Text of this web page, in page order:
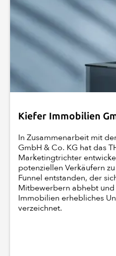
Kiefer Immobilien
In Zusammenarbeit mit
GmbH & Co. KG hat das
Marketingtrichter
potenziellen Verkäufern
Funnel entstanden, der
Mitbewerbern abhebt
Immobilien erhebliches
verzeichnet.